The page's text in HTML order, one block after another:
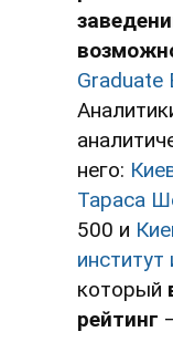
Graduate
него:
Тараса
500 и
который
рейтинг